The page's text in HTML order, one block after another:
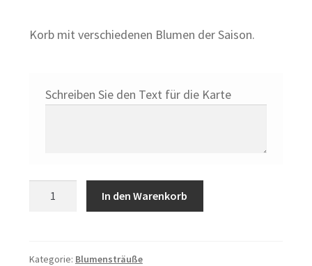
Korb mit verschiedenen Blumen der Saison.
Schreiben Sie den Text für die Karte
Blumenkorb
In den Warenkorb
Kategorie: Blumensträuße